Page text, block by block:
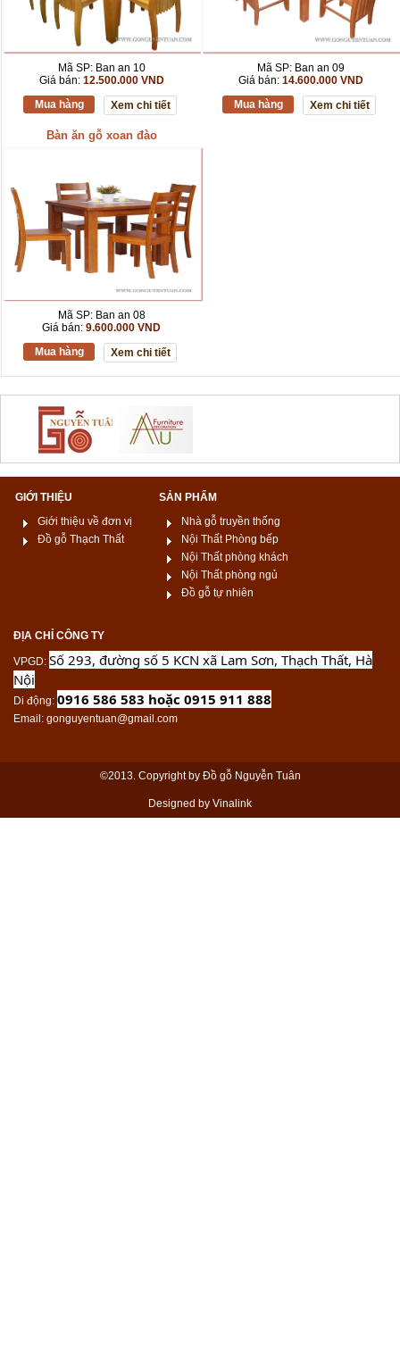
Mã SP: Ban an 10
Giá bán: 12.500.000 VND
Mua hàng
Xem chi tiết
Mã SP: Ban an 09
Giá bán: 14.600.000 VND
Mua hàng
Xem chi tiết
Bàn ăn gỗ xoan đào
Mã SP: Ban an 08
Giá bán: 9.600.000 VND
Mua hàng
Xem chi tiết
GIỚI THIỆU
Giới thiệu về đơn vị
Đồ gỗ Thạch Thất
SẢN PHẨM
Nhà gỗ truyền thống
Nội Thất Phòng bếp
Nội Thất phòng khách
Nội Thất phòng ngủ
Đồ gỗ tự nhiên
ĐỊA CHỈ CÔNG TY
VPGD: Số 293, đường số 5 KCN xã Lam Sơn, Thạch Thất, Hà
Nội
Di động: 0916 586 583 hoặc 0915 911 888
Email : gonguyentuan@gmail.com
©2013. Copyright by Đồ gỗ Nguyễn Tuân
Designed by Vinalink